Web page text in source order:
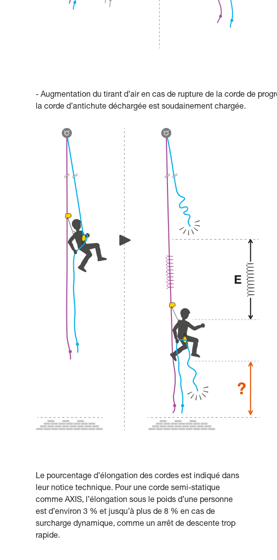
- Augmentation du tirant d’air en cas de rupture de la corde de
la corde d’antichute déchargée est soudainement chargée.
Le pourcentage d’élongation des cordes est indiqué dans
leur notice technique. Pour une corde semi-statique
comme AXIS, l’élongation sous le poids d’une personne
est d’environ 3 % et jusqu’à plus de 8 % en cas de
surcharge dynamique, comme un arrêt de descente trop
rapide.